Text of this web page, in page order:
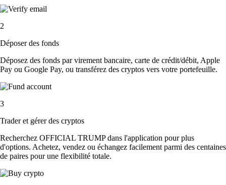
2
Déposer des fonds
Déposez des fonds par virement bancaire, carte de crédit/débit, Apple
Pay ou Google Pay, ou transférez des cryptos vers votre portefeuille.
3
Trader et gérer des cryptos
Recherchez OFFICIAL TRUMP dans l'application pour plus
d'options. Achetez, vendez ou échangez facilement parmi des centaines
de paires pour une flexibilité totale.